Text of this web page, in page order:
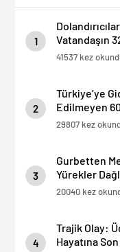
1
Vatandaşın
41537 kez
2
Türkiye’ye
Edilmeyen
29807 kez
3
Gurbetten
Yürekler
20040 kez
4
Trajik Olay:
Hayatına